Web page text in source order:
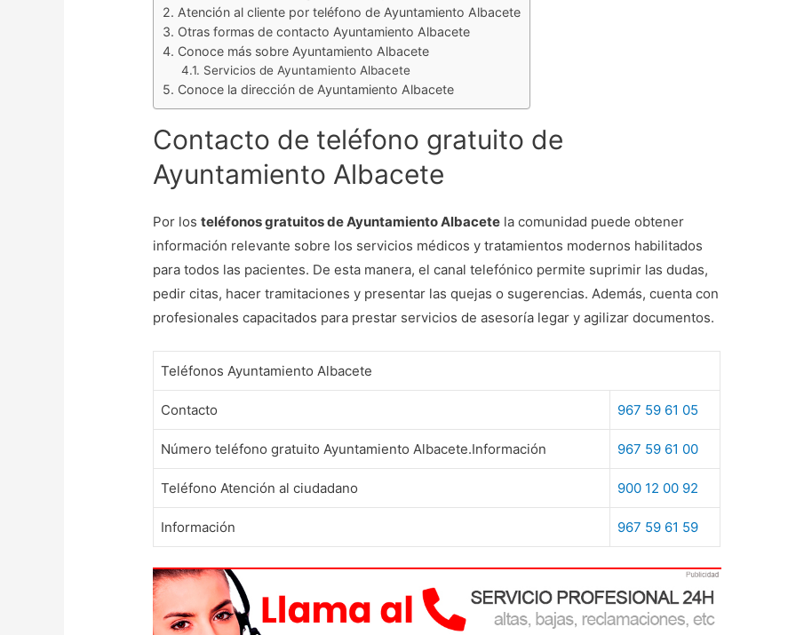
Atención al cliente por teléfono de Ayuntamiento Albacete
Otras formas de contacto Ayuntamiento Albacete
Conoce más sobre Ayuntamiento Albacete
Servicios de Ayuntamiento Albacete
Conoce la dirección de Ayuntamiento Albacete
Contacto de teléfono gratuito de
Ayuntamiento Albacete
Por losteléfonos gratuitos de Ayuntamiento Albacete la comunidad puede obtener
información relevante sobre los servicios médicos y tratamientos modernos habilitados
para todos las pacientes. De esta manera, el canal telefónico permite suprimir las dudas,
pedir citas, hacer tramitaciones y presentar las quejas o sugerencias. Además, cuenta con
profesionales capacitados para prestar servicios de asesoría legar y agilizar documentos.
Teléfonos Ayuntamiento Albacete
Contacto 967 59 61 05
Número teléfono gratuito Ayuntamiento Albacete.Información 967 59 61 00
Teléfono Atención al ciudadano 900 12 00 92
Información 967 59 61 59